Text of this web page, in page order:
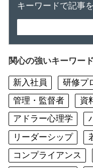
キーワードで記事
関心の強いキーワード
新入社員 研修プ
管理・監督者
資
アドラー心理学
リーダーシップ
コンプライアンス